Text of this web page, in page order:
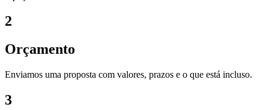
2
Orçamento
Enviamos uma proposta com valores, prazos e o que está incluso.
3